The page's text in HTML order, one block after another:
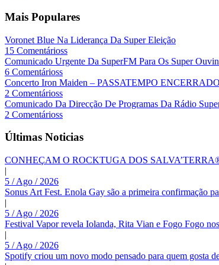
Mais Populares
Voronet Blue Na Liderança Da Super Eleição
15 Comentárioss
Comunicado Urgente Da SuperFM Para Os Super
6 Comentárioss
Concerto Iron Maiden – PASSATEMPO
2 Comentárioss
Comunicado Da Direcção De Programas Da Rádio
2 Comentárioss
Últimas Noticias
CONHEÇAM O ROCKTUGA DOS
|
5 / Ago / 2026
Sonus Art Fest. Enola Gay são a primeira confirmação
|
5 / Ago / 2026
Festival Vapor revela Iolanda, Rita Vian e Fogo Fogo
|
5 / Ago / 2026
Spotify criou um novo modo pensado para quem gosta